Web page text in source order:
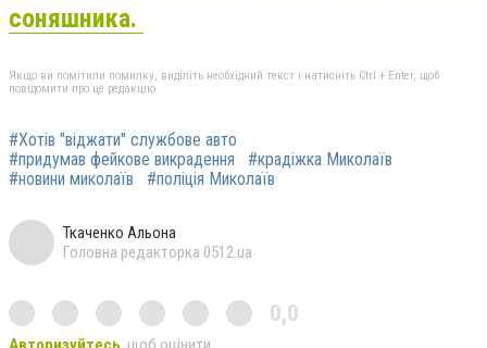
соняшника.
Якщо ви помітили помилку, виділіть необхідний текст і натисніть Ctrl + Enter, щоб
повідомити про це редакцію
#Хотів "віджати" службове авто
#придумав фейкове викрадення
#крадіжка Миколаїв
#новини миколаїв
#поліція Миколаїв
Ткаченко Альона
Головна редакторка 0512.ua
0,0